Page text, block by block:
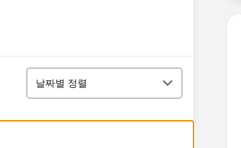
정렬
날짜별 정렬